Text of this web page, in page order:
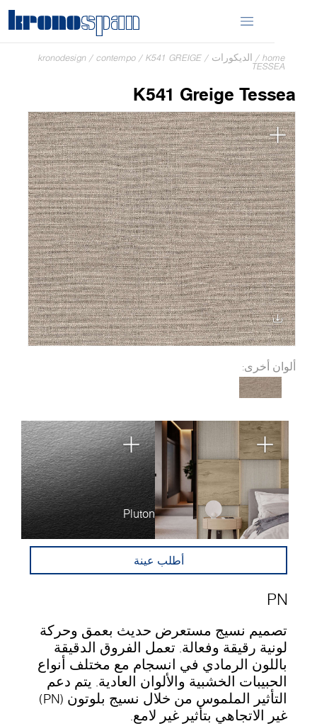
home
/الديكورات/
kronodesign/contempo/ K541 GREIGE
TESSEA
K541 Greige Tessea
ألوان أخرى:
Pluton
أطلب عينة
تصميم نسيج مستعرض حديث بعمق وحركة
لونية رقيقة وفعالة. تعمل الفروق الدقيقة
باللون الرمادي في انسجام مع مختلف أنواع
الحبيبات الخشبية والألوان العادية. يتم دعم
التأثير الملموس من خلال نسيج بلوتون (PN)
غير الاتجاهي بتأثير غير لامع.